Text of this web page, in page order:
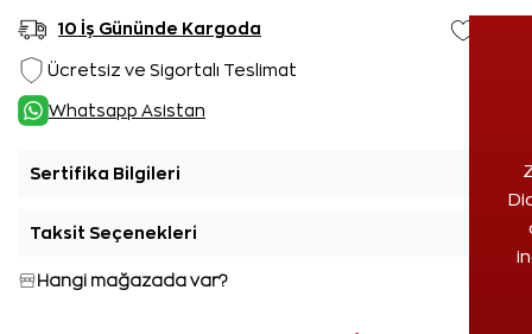
10 İş Gününde Kargoda
Ücretsiz ve Sigortalı Teslimat
Whatsapp Asistan
Sertifika Bilgileri
Taksit Seçenekleri
Hangi mağazada var?